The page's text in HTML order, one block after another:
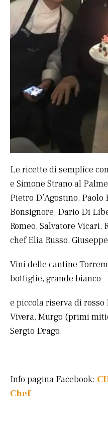
Le ricette di semplice
e Simone Strano al
Pietro D’Agostino, Paolo
Bonsignore, Dario Di
Romeo, Salvatore
chef Elia Russo,
Vini delle cantine
bottiglie, grande bianco
e piccola riserva di rosso
Vivera, Murgo (primi
Sergio Drago.
Info pagina Facebook:
Chef